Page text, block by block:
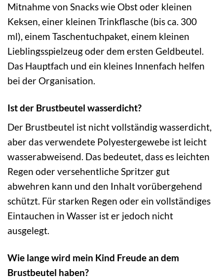
Mitnahme von Snacks wie Obst oder kleinen
Keksen, einer kleinen Trinkflasche (bis ca. 300
ml), einem Taschentuchpaket, einem kleinen
Lieblingsspielzeug oder dem ersten Geldbeutel.
Das Hauptfach und ein kleines Innenfach helfen
bei der Organisation.
Ist der Brustbeutel wasserdicht?
Der Brustbeutel ist nicht vollständig wasserdicht,
aber das verwendete Polyestergewebe ist leicht
wasserabweisend. Das bedeutet, dass es leichten
Regen oder versehentliche Spritzer gut
abwehren kann und den Inhalt vorübergehend
schützt. Für starken Regen oder ein vollständiges
Eintauchen in Wasser ist er jedoch nicht
ausgelegt.
Wie lange wird mein Kind Freude an dem
Brustbeutel haben?